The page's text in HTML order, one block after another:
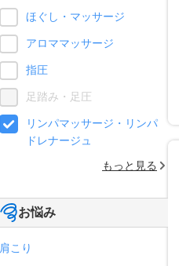
ほぐし・マッサージ
アロママッサージ
指圧
足踏み・足圧
リンパマッサージ・リンパ
ドレナージュ
もっと見る
お悩み
肩こり